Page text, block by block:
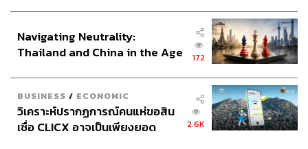
Navigating Neutrality:
Thailand and China in the Age
172
BUSINESS / ECONOMIC
วิเคราะห์ปรากฏการณ์คนแห่ขอสิน
เชื่อ CLICX อาจเป็นเพียงยอด
2.6K